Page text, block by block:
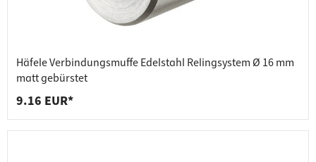
Häfele Verbindungsmuffe Edelstahl Relingsystem Ø 16 mm
matt gebürstet
9.16 EUR*